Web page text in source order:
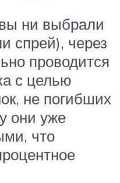
ни выбрали
спрей), через
проводится
с целью
не погибших
они уже
что